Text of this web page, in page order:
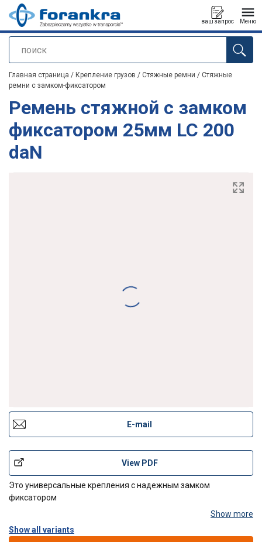
поиск
ваш запрос Меню
Продукт добавлен в ваш запрос
Главная страница / Крепление грузов / Стяжные ремни / Стяжные
ремни с замком-фиксатором
Ремень стяжной с замком
фиксатором 25мм LC 200
daN
E-mail
View PDF
Это универсальные крепления с надежным замком
фиксатором
Show more
Show all variants